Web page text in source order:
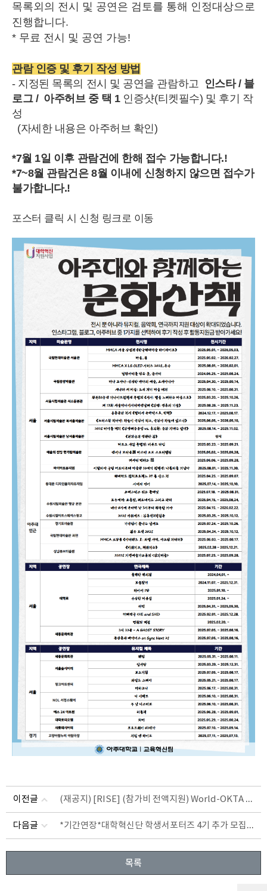
목록외의 전시 및 공연은 검토를 통해 인정대상으로
진행합니다.
* 무료 전시 및 공연 가능!
관람 인증 및 후기 작성 방법
- 지정된 목록의 전시 및 공연을 관람하고 인스타 / 블
로그 / 아주허브 중 택 1 인증샷(티켓필수) 및 후기 작
성
(자세한 내용은 아주허브 확인)
*7월 1일 이후 관람건에 한해 접수 가능합니다.!
*7~8월 관람건은 8월 이내에 신청하지 않으면 접수가
불가합니다.!
포스터 클릭 시 신청 링크로 이동
이전글 (재공지) [RISE] (참가비 전액지원) World-OKTA 2025 차세대 글로벌 창업무역스쿨 모국방문교육 참가자 모집
다음글 *기간연장*대학혁신단 학생서포터즈 4기 추가 모집(~8/31(일)까지)
목록